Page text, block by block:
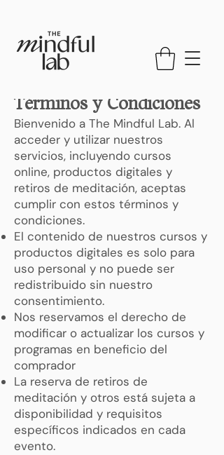
Términos y Condiciones
Bienvenido a The Mindful Lab. Al
acceder y utilizar nuestros
servicios, incluyendo cursos
online, productos digitales y
retiros de meditación, aceptas
cumplir con estos términos y
condiciones.
El contenido de nuestros cursos y
productos digitales es solo para
uso personal y no puede ser
redistribuido sin nuestro
consentimiento.
Nos reservamos el derecho de
modificar o actualizar los cursos y
programas en beneficio del
comprador
La reserva de retiros de
meditación y otros está sujeta a
disponibilidad y requisitos
específicos indicados en cada
evento.